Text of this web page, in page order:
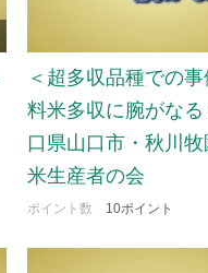
＜超多収品種での
料米多収に腕がな
口県山口市・秋川
米生産者の会
ポイント数 10ポイント